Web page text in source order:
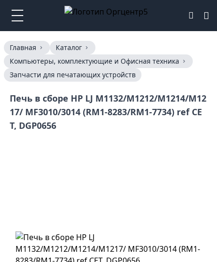
Главная
Каталог
Компьютеры, комплектующие и Офисная техника
Запчасти для печатающих устройств
Печь в сборе HP LJ M1132/M1212/M1214/M12
17/ MF3010/3014 (RM1-8283/RM1-7734) ref CE
T, DGP0656